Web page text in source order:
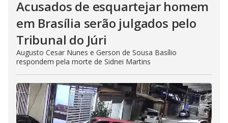
Acusados de esquartejar homem
em Brasília serão julgados pelo
Tribunal do Júri
Augusto Cesar Nunes e Gerson de Sousa Basílio
respondem pela morte de Sidnei Martins